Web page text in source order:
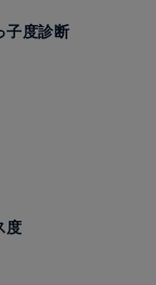
子度診断
度